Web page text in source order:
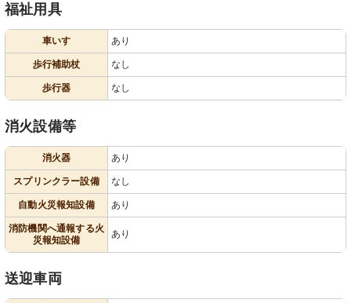
福祉用具
車いす あり
歩行補助杖 なし
歩行器 なし
消火設備等
消火器 あり
スプリンクラー設備 なし
自動火災報知設備 あり
消防機関へ通報する火
災報知設備
あり
送迎車両